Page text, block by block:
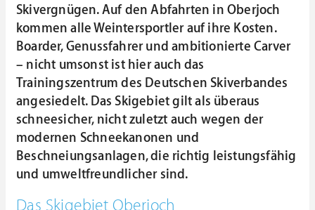
Skivergnügen. Auf den Abfahrten in Oberjoch
kommen alle Weintersportler auf ihre Kosten.
Boarder, Genussfahrer und ambitionierte Carver
– nicht umsonst ist hier auch das
Trainingszentrum des Deutschen Skiverbandes
angesiedelt. Das Skigebiet gilt als überaus
schneesicher, nicht zuletzt auch wegen der
modernen Schneekanonen und
Beschneiungsanlagen, die richtig leistungsfähig
und umweltfreundlicher sind.
Das Skigebiet Oberjoch